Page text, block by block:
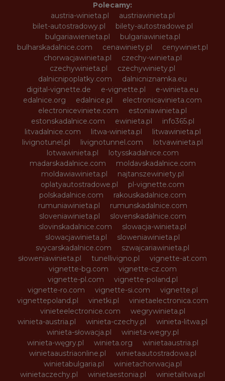
Polecamy:
austria-winieta.pl
austriawinieta.pl
bilet-autostradowy.pl
bilety-autostradowe.pl
bulgariawienieta.pl
bulgariawinieta.pl
bulharskadalnice.com
cenawiniety.pl
cenywiniet.pl
chorwacjawinieta.pl
czechy-winieta.pl
czechywinieta.pl
czechywiniety.pl
dalnicnipoplatky.com
dalnicniznamka.eu
digital-vignette.de
e-vignette.pl
e-winieta.eu
edalnice.org
edalnice.pl
electronicavinieta.com
electroniceviniete.com
estoniawinieta.pl
estonskadalnice.com
ewinieta.pl
info365.pl
litvadalnice.com
litwa-winieta.pl
litwawinieta.pl
livignotunel.pl
livignotunnel.com
lotvawinieta.pl
lotwawinieta.pl
lotysskadalnice.com
madarskadalnice.com
moldavskadalnice.com
moldawiawinieta.pl
najtanszewiniety.pl
oplatyautostradowe.pl
pl-vignette.com
polskadalnice.com
rakouskadalnice.com
rumuniawinieta.pl
rumunskadalnice.com
sloveniawinieta.pl
slovenskadalnice.com
slovinskadalnice.com
slowacja-winieta.pl
slowacjawinieta.pl
sloweniawinieta.pl
svycarskadalnice.com
szwajcariawinieta.pl
słoweniawinieta.pl
tunellivigno.pl
vignette-at.com
vignette-bg.com
vignette-cz.com
vignette-pl.com
vignette-poland.pl
vignette-ro.com
vignette-si.com
vignette.pl
vignettepoland.pl
vinetki.pl
vinietaelectronica.com
vinieteelectronice.com
wegrywinieta.pl
winieta-austria.pl
winieta-czechy.pl
winieta-litwa.pl
winieta-słowacja.pl
winieta-wegry.pl
winieta-węgry.pl
winieta.org
winietaaustria.pl
winietaaustriaonline.pl
winietaautostradowa.pl
winietabulgaria.pl
winietachorwacja.pl
winietaczechy.pl
winietaestonia.pl
winietalitwa.pl